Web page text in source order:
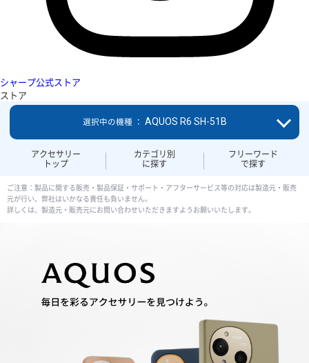
シャープ公式ストア
ストア
アクセサリー
トップ
カテゴリ別
に探す
フリーワード
で探す
選択中の機種 ： AQUOS R6 SH-51B
ご注意：製品に関する販売・製品保証・サポート・アフターサービス等の対応は製造元・販売
元が行い、弊社はいかなる責任も負いません。
詳しくは、製造元・販売元にお問い合わせいただきますようお願いいたします。